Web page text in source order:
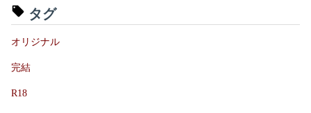
タグ
オリジナル
完結
R18